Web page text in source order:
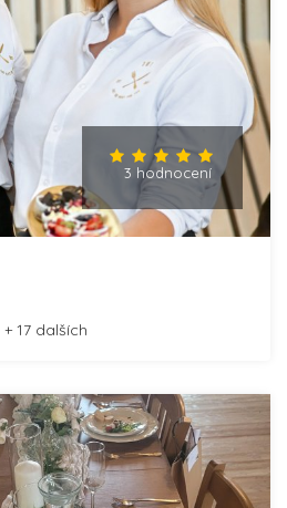
3 hodnocení
+ 17 dalších